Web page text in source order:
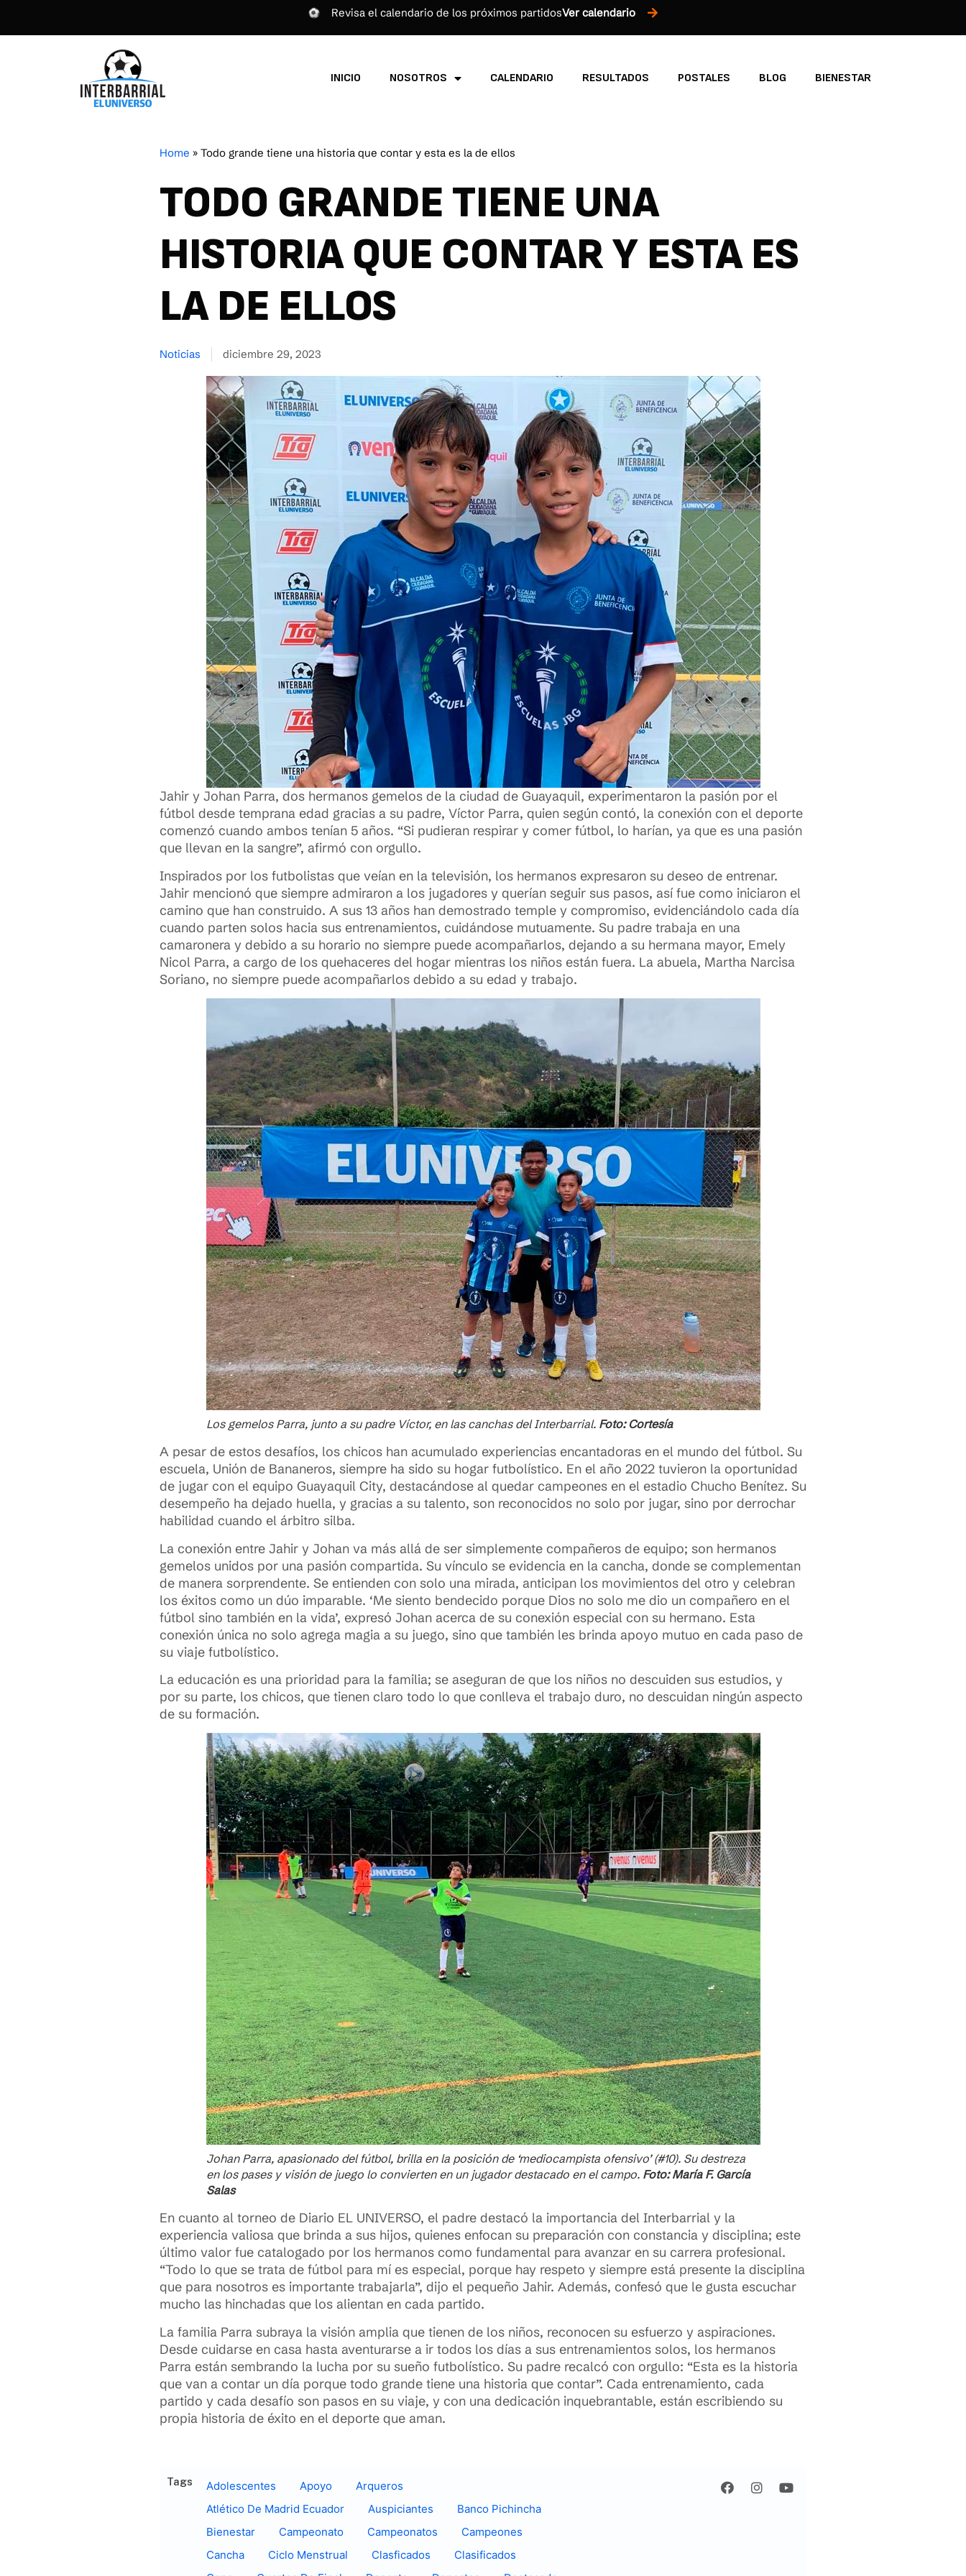
Revisa el calendario de los próximos partidosVer calendario
INICIO NOSOTROS CALENDARIO RESULTADOS POSTALES BLOG BIENESTAR
Home » Todo grande tiene una historia que contar y esta es la de ellos
TODO GRANDE TIENE UNA
HISTORIA QUE CONTAR Y ESTA ES
LA DE ELLOS
Noticias diciembre 29, 2023
Jahir y Johan Parra, dos hermanos gemelos de la ciudad de Guayaquil, experimentaron la pasión por el
fútbol desde temprana edad gracias a su padre, Víctor Parra, quien según contó, la conexión con el deporte
comenzó cuando ambos tenían 5 años. “Si pudieran respirar y comer fútbol, lo harían, ya que es una pasión
que llevan en la sangre”, afirmó con orgullo.
Inspirados por los futbolistas que veían en la televisión, los hermanos expresaron su deseo de entrenar.
Jahir mencionó que siempre admiraron a los jugadores y querían seguir sus pasos, así fue como iniciaron el
camino que han construido. A sus 13 años han demostrado temple y compromiso, evidenciándolo cada día
cuando parten solos hacia sus entrenamientos, cuidándose mutuamente. Su padre trabaja en una
camaronera y debido a su horario no siempre puede acompañarlos, dejando a su hermana mayor, Emely
Nicol Parra, a cargo de los quehaceres del hogar mientras los niños están fuera. La abuela, Martha Narcisa
Soriano, no siempre puede acompañarlos debido a su edad y trabajo.
Los gemelos Parra, junto a su padre Víctor, en las canchas del Interbarrial. Foto: Cortesía
A pesar de estos desafíos, los chicos han acumulado experiencias encantadoras en el mundo del fútbol. Su
escuela, Unión de Bananeros, siempre ha sido su hogar futbolístico. En el año 2022 tuvieron la oportunidad
de jugar con el equipo Guayaquil City, destacándose al quedar campeones en el estadio Chucho Benítez. Su
desempeño ha dejado huella, y gracias a su talento, son reconocidos no solo por jugar, sino por derrochar
habilidad cuando el árbitro silba.
La conexión entre Jahir y Johan va más allá de ser simplemente compañeros de equipo; son hermanos
gemelos unidos por una pasión compartida. Su vínculo se evidencia en la cancha, donde se complementan
de manera sorprendente. Se entienden con solo una mirada, anticipan los movimientos del otro y celebran
los éxitos como un dúo imparable. ‘Me siento bendecido porque Dios no solo me dio un compañero en el
fútbol sino también en la vida’, expresó Johan acerca de su conexión especial con su hermano. Esta
conexión única no solo agrega magia a su juego, sino que también les brinda apoyo mutuo en cada paso de
su viaje futbolístico.
La educación es una prioridad para la familia; se aseguran de que los niños no descuiden sus estudios, y
por su parte, los chicos, que tienen claro todo lo que conlleva el trabajo duro, no descuidan ningún aspecto
de su formación.
Johan Parra, apasionado del fútbol, brilla en la posición de ‘mediocampista ofensivo’ (#10). Su destreza
en los pases y visión de juego lo convierten en un jugador destacado en el campo. Foto: María F. García
Salas
En cuanto al torneo de Diario EL UNIVERSO, el padre destacó la importancia del Interbarrial y la
experiencia valiosa que brinda a sus hijos, quienes enfocan su preparación con constancia y disciplina; este
último valor fue catalogado por los hermanos como fundamental para avanzar en su carrera profesional.
“Todo lo que se trata de fútbol para mí es especial, porque hay respeto y siempre está presente la disciplina
que para nosotros es importante trabajarla”, dijo el pequeño Jahir. Además, confesó que le gusta escuchar
mucho las hinchadas que los alientan en cada partido.
La familia Parra subraya la visión amplia que tienen de los niños, reconocen su esfuerzo y aspiraciones.
Desde cuidarse en casa hasta aventurarse a ir todos los días a sus entrenamientos solos, los hermanos
Parra están sembrando la lucha por su sueño futbolístico. Su padre recalcó con orgullo: “Esta es la historia
que van a contar un día porque todo grande tiene una historia que contar”. Cada entrenamiento, cada
partido y cada desafío son pasos en su viaje, y con una dedicación inquebrantable, están escribiendo su
propia historia de éxito en el deporte que aman.
Tags Adolescentes Apoyo
Arqueros
Atlético De Madrid Ecuador
Auspiciantes
Banco Pichincha
Bienestar
Campeonato Campeonatos
Campeones
Cancha
Ciclo Menstrual Clasficados
Clasificados